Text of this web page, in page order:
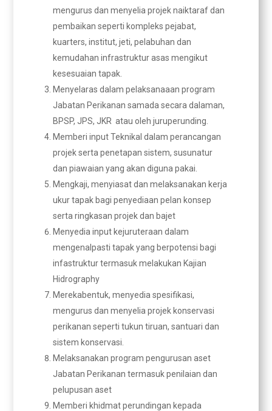
mengurus dan menyelia projek naiktaraf dan
pembaikan seperti kompleks pejabat,
kuarters, institut, jeti, pelabuhan dan
kemudahan infrastruktur asas mengikut
kesesuaian tapak.
Menyelaras dalam pelaksanaaan program
Jabatan Perikanan samada secara dalaman,
BPSP, JPS, JKR atau oleh juruperunding.
Memberi input Teknikal dalam perancangan
projek serta penetapan sistem, susunatur
dan piawaian yang akan diguna pakai.
Mengkaji, menyiasat dan melaksanakan kerja
ukur tapak bagi penyediaan pelan konsep
serta ringkasan projek dan bajet
Menyedia input kejuruteraan dalam
mengenalpasti tapak yang berpotensi bagi
infastruktur termasuk melakukan Kajian
Hidrography
Merekabentuk, menyedia spesifikasi,
mengurus dan menyelia projek konservasi
perikanan seperti tukun tiruan, santuari dan
sistem konservasi.
Melaksanakan program pengurusan aset
Jabatan Perikanan termasuk penilaian dan
pelupusan aset
Memberi khidmat perundingan kepada